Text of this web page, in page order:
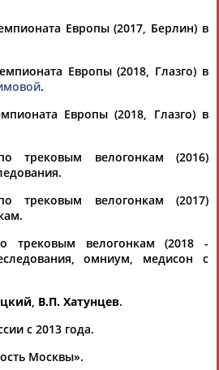
НАШИ КНОПКИ РЕКЛАМА
деятельностиinform@infosport.ru
НАИТ «Стадион»
Европы (2017, Берлин) в
Европы (2018, Глазго) в
.
Европы (2018, Глазго) в
трековым велогонкам (2016)
трековым велогонкам (2017)
трековым велогонкам (2018 -
омниум, медисон с
, В.П. Хатунцев.
с 2013 года.
Москвы».